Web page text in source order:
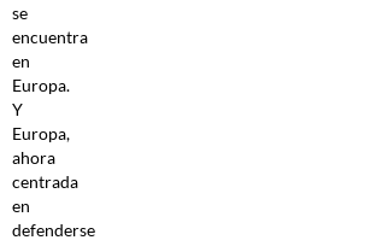
se
encuentra
en
Europa.
Y
Europa,
ahora
centrada
en
defenderse